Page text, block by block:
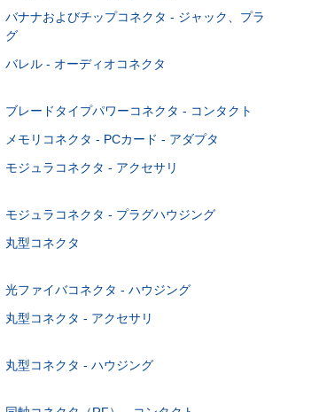
バナナおよびチップコネクタ - ジャック、プラ
グ
バレル - オーディオコネクタ
ブレードタイプパワーコネクタ - コンタクト
メモリコネクタ - PCカード - アダプタ
モジュラコネクタ - アクセサリ
モジュラコネクタ - プラグハウジング
丸型コネクタ
光ファイバコネクタ - ハウジング
丸型コネクタ - アクセサリ
丸型コネクタ - ハウジング